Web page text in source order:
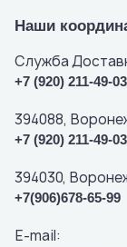
Наши
Служба
+7 (920) 211-49-03
394088,
+7 (920) 211-49-03
394030,
+7(906)678-65-99
E-mail: